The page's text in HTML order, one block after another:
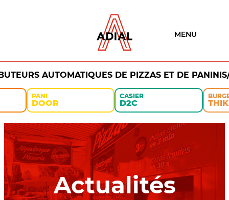
MENU
AUTOMATIQUES DE PIZZAS ET DE
PANI
DOOR
CASIER
D2C THIK
Actualités